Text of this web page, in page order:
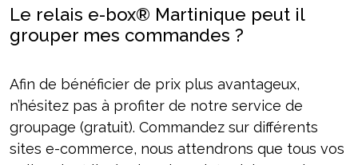
Le relais e-box® Martinique peut il
grouper mes commandes ?
Afin de bénéficier de prix plus avantageux,
n’hésitez pas à profiter de notre service de
groupage (gratuit). Commandez sur différents
sites e-commerce, nous attendrons que tous vos